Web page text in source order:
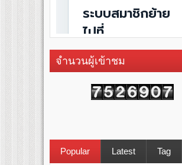
จำนวนผู้เข้าชม
Popular Latest Tag